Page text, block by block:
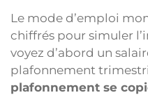
Le mode d’emploi
chiffrés pour simuler
voyez d’abord un
plafonnement
plafonnement se